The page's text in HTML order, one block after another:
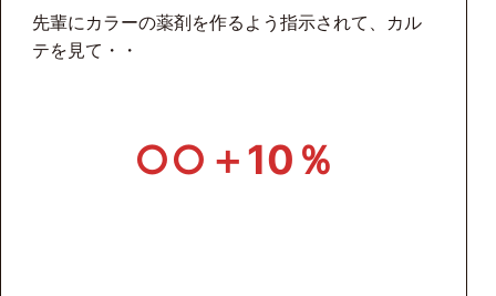
先輩にカラーの薬剤を作るよう指示されて、カル
テを見て・・
○○＋10％